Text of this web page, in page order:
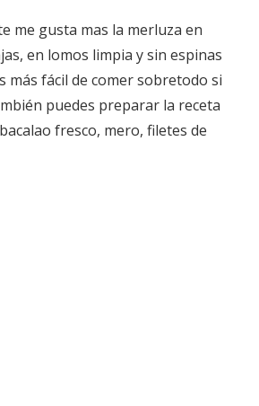
me gusta mas la merluza en
en lomos limpia y sin espinas
más fácil de comer sobretodo si
puedes preparar la receta
fresco, mero, filetes de